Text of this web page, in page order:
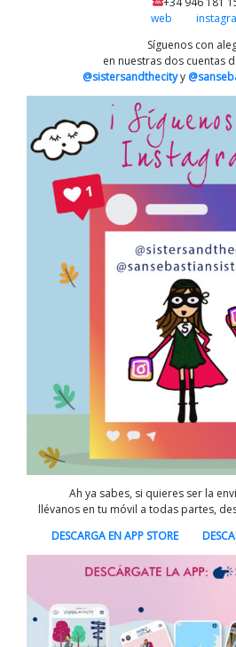
web
Síguenos con
en nuestras dos cuentas
@sistersandthecityy
Ah ya sabes, si quieres ser la
llévanos en tu móvil a todas partes,
DESCARGA EN APP STORE